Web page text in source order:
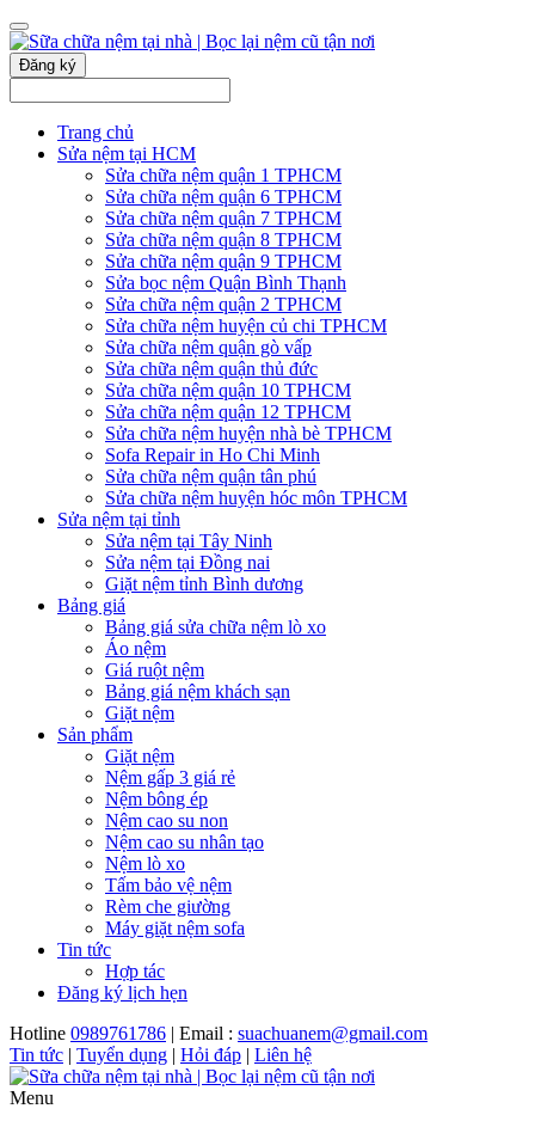
Đăng ký
Trang chủ
Sửa nệm tại HCM
Sửa chữa nệm quận 1 TPHCM
Sửa chữa nệm quận 6 TPHCM
Sửa chữa nệm quận 7 TPHCM
Sửa chữa nệm quận 8 TPHCM
Sửa chữa nệm quận 9 TPHCM
Sửa bọc nệm Quận Bình Thạnh
Sửa chữa nệm quận 2 TPHCM
Sửa chữa nệm huyện củ chi TPHCM
Sửa chữa nệm quận gò vấp
Sửa chữa nệm quận thủ đức
Sửa chữa nệm quận 10 TPHCM
Sửa chữa nệm quận 12 TPHCM
Sửa chữa nệm huyện nhà bè TPHCM
Sofa Repair in Ho Chi Minh
Sửa chữa nệm quận tân phú
Sửa chữa nệm huyện hóc môn TPHCM
Sửa nệm tại tỉnh
Sửa nệm tại Tây Ninh
Sửa nệm tại Đồng nai
Giặt nệm tỉnh Bình dương
Bảng giá
Bảng giá sửa chữa nệm lò xo
Áo nệm
Giá ruột nệm
Bảng giá nệm khách sạn
Giặt nệm
Sản phẩm
Giặt nệm
Nệm gấp 3 giá rẻ
Nệm bông ép
Nệm cao su non
Nệm cao su nhân tạo
Nệm lò xo
Tấm bảo vệ nệm
Rèm che giường
Máy giặt nệm sofa
Tin tức
Hợp tác
Đăng ký lịch hẹn
Hotline 0989761786 | Email : suachuanem@gmail.com
Tin tức | Tuyển dụng | Hỏi đáp | Liên hệ
Menu